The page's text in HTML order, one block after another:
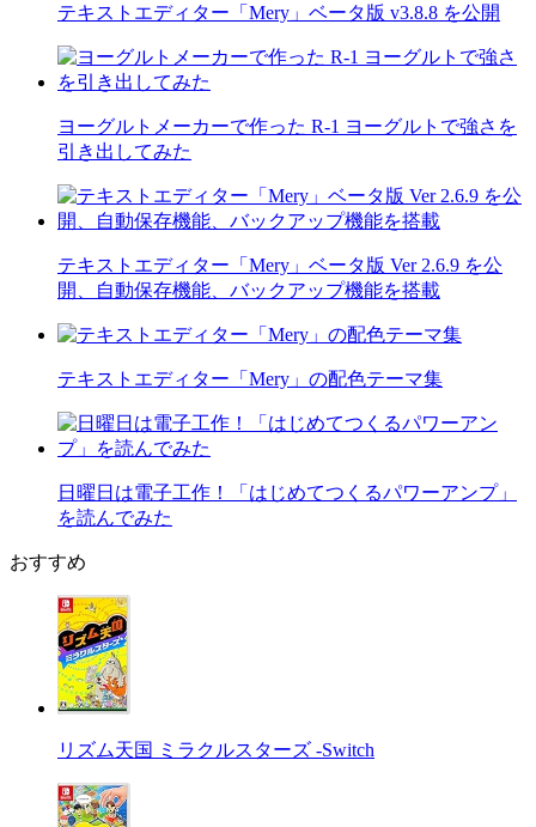
テキストエディター「Mery」ベータ版 v3.8.8 を公開
ヨーグルトメーカーで作った R-1 ヨーグルトで強さを
引き出してみた
テキストエディター「Mery」ベータ版 Ver 2.6.9 を公
開、自動保存機能、バックアップ機能を搭載
テキストエディター「Mery」の配色テーマ集
日曜日は電子工作！「はじめてつくるパワーアンプ」
を読んでみた
おすすめ
リズム天国 ミラクルスターズ -Switch